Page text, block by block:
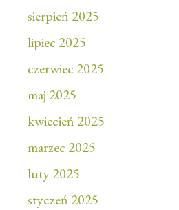
sierpień 2025
lipiec 2025
czerwiec 2025
maj 2025
kwiecień 2025
marzec 2025
luty 2025
styczeń 2025